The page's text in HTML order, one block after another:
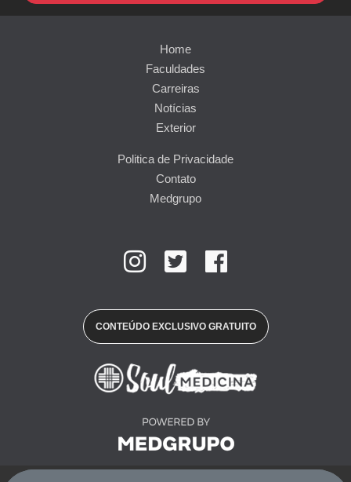
Home
Faculdades
Carreiras
Notícias
Exterior
Politica de Privacidade
Contato
Medgrupo
CONTEÚDO EXCLUSIVO GRATUITO